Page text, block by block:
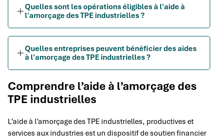
Quelles sont les opérations éligibles à l'aide à
l'amorçage des TPE industrielles ?
Quelles entreprises peuvent bénéficier des aides
à l'amorçage des TPE industrielles ?
Comprendre l’aide à l’amorçage des
TPE industrielles
L’aide à l’amorçage des TPE industrielles, productives et
services aux industries est un dispositif de soutien financier